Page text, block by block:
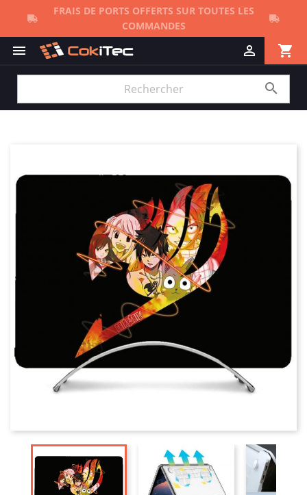
FRAIS DE PORTS OFFERTS SUR TOUTES LES
COMMANDES
 shopping_cart

